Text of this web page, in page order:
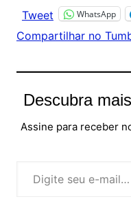
Tweet WhatsApp
Compartilhar no
Descubra
Assine para receber